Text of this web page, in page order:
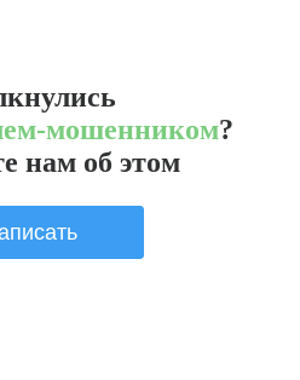
мошенником?
нам об этом